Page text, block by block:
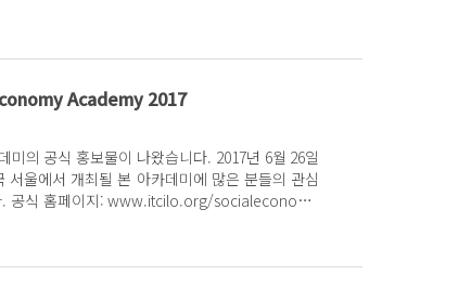
Academy 2017
식 홍보물이 나왔습니다. 2017년 6월 26일
서울에서 개최될 본 아카데미에 많은 분들의 관심